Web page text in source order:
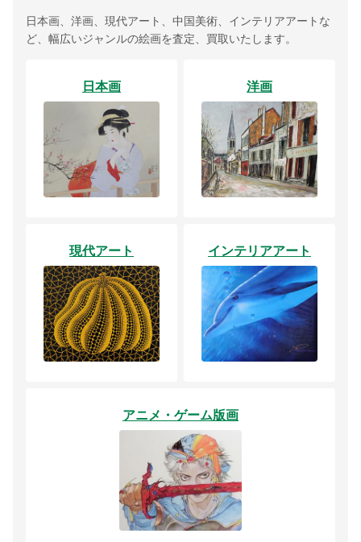
日本画、洋画、現代アート、中国美術、インテリアアートな
ど、幅広いジャンルの絵画を査定、買取いたします。
日本画 洋画
現代アート インテリアアート
アニメ・ゲーム版画